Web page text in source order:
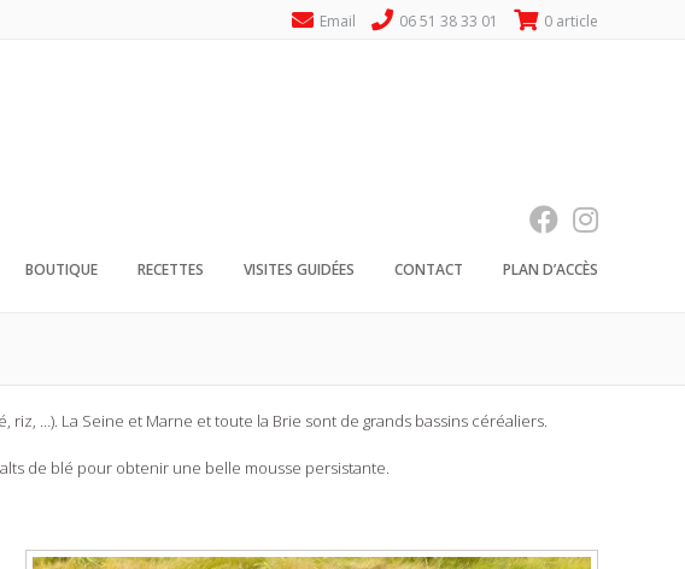
Email 06 51 38 33 01 0 article
BOUTIQUE RECETTES VISITES GUIDÉES CONTACT PLAN D’ACCÈS
…). La Seine et Marne et toute la Brie sont de grands bassins céréaliers.
de blé pour obtenir une belle mousse persistante.